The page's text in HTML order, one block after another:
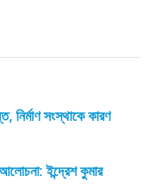
নির্মাণ সংস্থাকে কারণ
ইন্দ্রেশ কুমার